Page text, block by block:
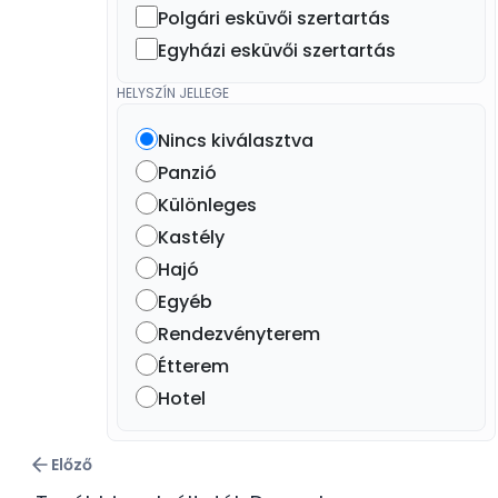
Polgári esküvői szertartás
Egyházi esküvői szertartás
HELYSZÍN JELLEGE
Nincs kiválasztva
Panzió
Különleges
Kastély
Hajó
Egyéb
Rendezvényterem
Étterem
Hotel
Előző